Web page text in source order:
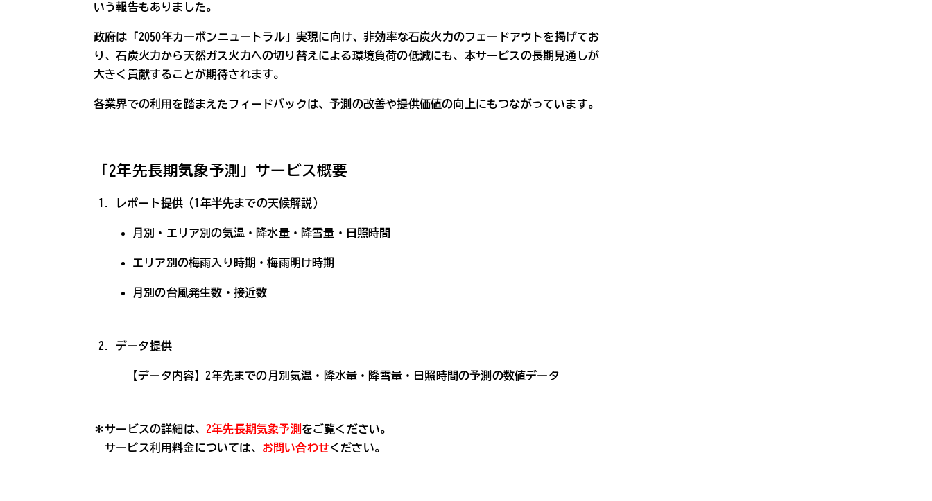
いう報告もありました。
政府は「2050年カーボンニュートラル」実現に向け、非効率な石炭火力のフェードアウトを掲げてお
り、石炭火力から天然ガス火力への切り替えによる環境負荷の低減にも、本サービスの長期見通しが
大きく貢献することが期待されます。
各業界での利用を踏まえたフィードバックは、予測の改善や提供価値の向上にもつながっています。
「2年先長期気象予測」サービス概要
レポート提供（1年半先までの天候解説）
月別・エリア別の気温・降水量・降雪量・日照時間
エリア別の梅雨入り時期・梅雨明け時期
月別の台風発生数・接近数
データ提供
【データ内容】2年先までの月別気温・降水量・降雪量・日照時間の予測の数値データ
＊サービスの詳細は、 2年先長期気象予測 をご覧ください。
サービス利用料金については、 お問い合わせください。